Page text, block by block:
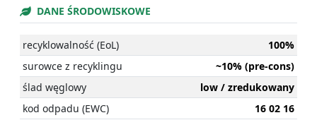
DANE ŚRODOWISKOWE
recyklowalność (EoL)
100%
surowce z recyklingu
~10% (pre-cons)
ślad węglowy
low / zredukowany
kod odpadu (EWC)
16 02 16